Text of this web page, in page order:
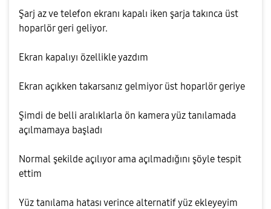
Şarj az ve telefon ekranı kapalı iken şarja takınca üst
hoparlör geri geliyor.
Ekran kapalıyı özellikle yazdım
Ekran açıkken takarsanız gelmiyor üst hoparlör geriye
Şimdi de belli aralıklarla ön kamera yüz tanılamada
açılmamaya başladı
Normal şekilde açılıyor ama açılmadığını şöyle tespit
ettim
Yüz tanılama hatası verince alternatif yüz ekleyeyim